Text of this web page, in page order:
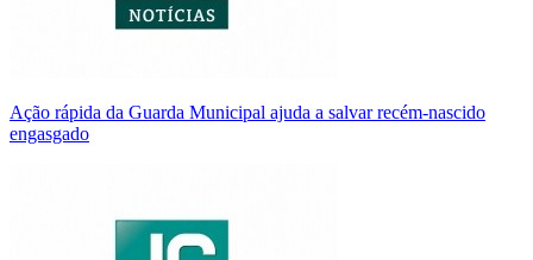
Ação rápida da Guarda Municipal ajuda a salvar recém-nascido
engasgado